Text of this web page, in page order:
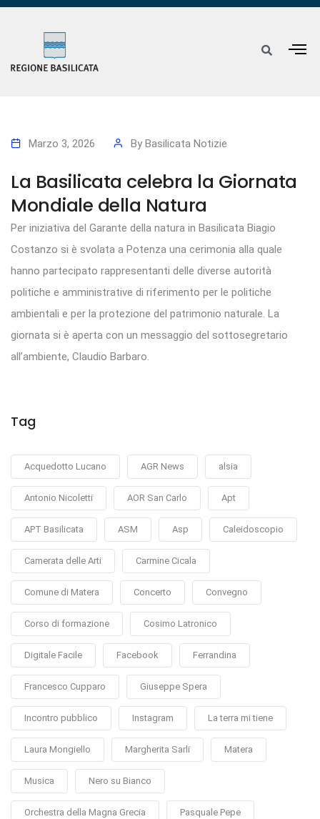
Marzo 3, 2026 By Basilicata Notizie
La Basilicata celebra la Giornata
Mondiale della Natura
Per iniziativa del Garante della natura in Basilicata Biagio
Costanzo si è svolata a Potenza una cerimonia alla quale
hanno partecipato rappresentanti delle diverse autorità
politiche e amministrative di riferimento per le politiche
ambientali e per la protezione del patrimonio naturale. La
giornata si è aperta con un messaggio del sottosegretario
all’ambiente, Claudio Barbaro.
Tag
Acquedotto Lucano AGR News alsia
Antonio Nicoletti AOR San Carlo Apt
APT Basilicata ASM Asp Caleidoscopio
Camerata delle Arti Carmine Cicala
Comune di Matera Concerto Convegno
Corso di formazione Cosimo Latronico
Digitale Facile Facebook Ferrandina
Francesco Cupparo Giuseppe Spera
Incontro pubblico Instagram La terra mi tiene
Laura Mongiello Margherita Sarli Matera
Musica Nero su Bianco
Orchestra della Magna Grecia Pasquale Pepe